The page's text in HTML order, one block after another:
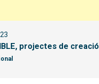
projectes de creació